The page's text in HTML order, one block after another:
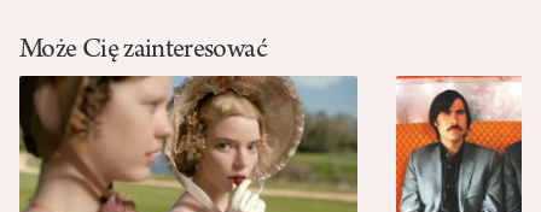
Może Cię zainteresować